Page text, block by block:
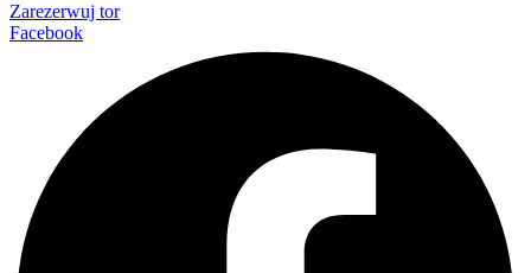
Zarezerwuj tor
Facebook